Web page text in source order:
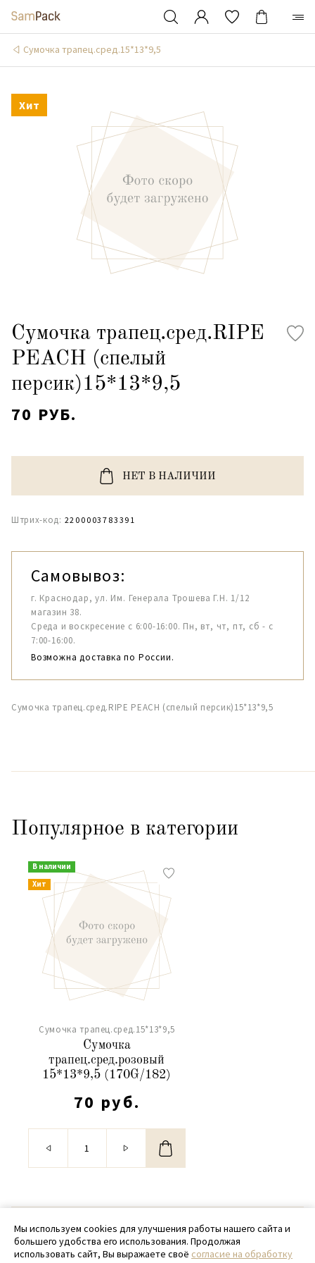
Сумочка трапец.сред.15*13*9,5
Хит
Сумочка трапец.сред.RIPE
PEACH (спелый
персик)15*13*9,5
70 РУБ.
НЕТ В НАЛИЧИИ
Штрих-код: 2200003783391
Самовывоз:
г. Краснодар, ул. Им. Генерала Трошева Г.Н. 1/12
магазин 38.
Среда и воскресение с 6:00-16:00. Пн, вт, чт, пт, сб - с
7:00-16:00.
Возможна доставка по России.
Сумочка трапец.сред.RIPE PEACH (спелый персик)15*13*9,5
Популярное в категории
В наличии
Хит
Сумочка трапец.сред.15*13*9,5
Сумочка
трапец.сред.розовый
15*13*9,5 (170G/182)
70 руб.
© 2020 - 2026 SamPack
+ 7 (918) 699-97-87
Мы используем cookies для улучшения работы нашего сайта и
большего удобства его использования. Продолжая
использовать сайт, Вы выражаете своё согласие на обработку